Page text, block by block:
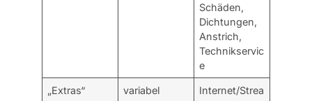
Schäden,
Dichtungen,
Anstrich,
Technikservic
e
„Extras“ variabel
Internet/Strea